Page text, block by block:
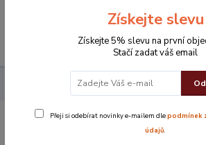
Osušky Osuška Ekonom
Osuška ekonom žlutá
Získejte slevu
Získejte 5% slevu na první
Stačí zadat váš email
Přeji si odebírat novinky e-mailem dlepodmínek
údajů.